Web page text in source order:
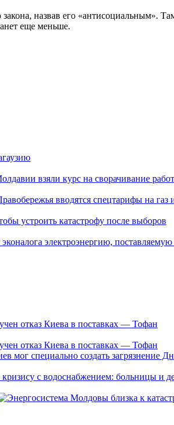
назвав его «антисоциальным».
еще меньше.
отказ Киева в поставках — Тофан
отказ Киева в поставках — Тофан